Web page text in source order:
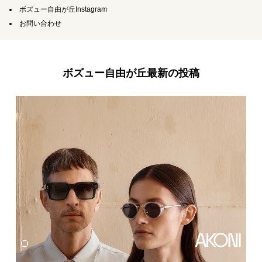
ボズュー自由が丘Instagram
お問い合わせ
ボズュー自由が丘最新の投稿